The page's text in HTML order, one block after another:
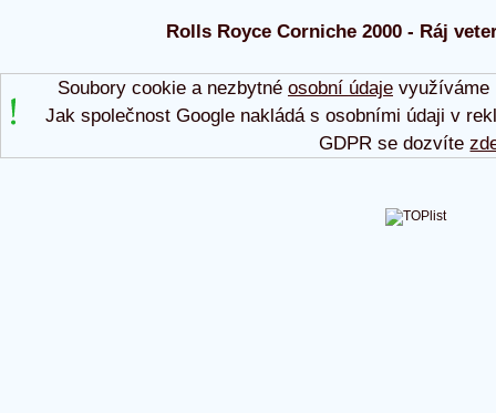
Rolls Royce Corniche 2000 - Ráj
Soubory cookie a nezbytné osobní údajevyužíváme
Jak společnost Google nakládá s osobními údaji v
GDPR se dozvíte